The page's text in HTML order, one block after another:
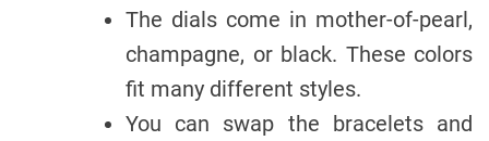
The dials come in mother-of-pearl,
champagne, or black. These colors
fit many different styles.
You can swap the bracelets and